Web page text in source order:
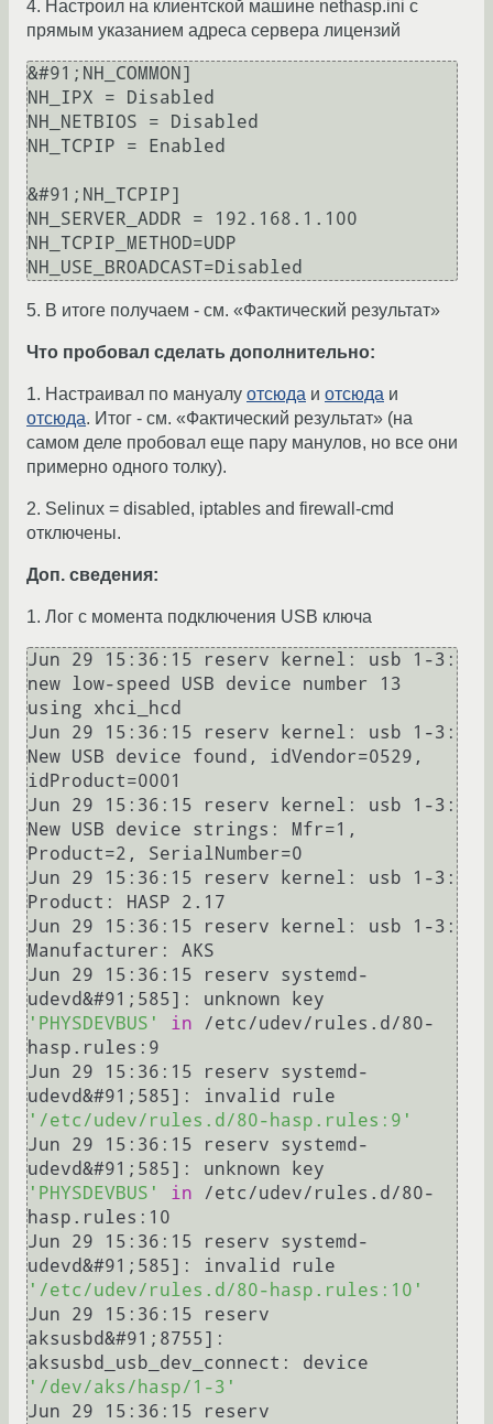
4. Настроил на клиентской машине nethasp.ini с
прямым указанием адреса сервера лицензий
&#91;NH_COMMON]
NH_IPX = Disabled
NH_NETBIOS = Disabled
NH_TCPIP = Enabled
&#91;NH_TCPIP]
NH_SERVER_ADDR = 192.168.1.100
NH_TCPIP_METHOD=UDP
NH_USE_BROADCAST=Disabled
5. В итоге получаем - см. «Фактический результат»
Что пробовал сделать дополнительно:
1. Настраивал по мануалу отсюда и отсюда и
отсюда. Итог - см. «Фактический результат» (на
самом деле пробовал еще пару манулов, но все они
примерно одного толку).
2. Selinux = disabled, iptables and firewall-cmd
отключены.
Доп. сведения:
1. Лог с момента подключения USB ключа
Jun 29 15:36:15 reserv kernel: usb 1-3:
new low-speed USB device number 13
using xhci_hcd
Jun 29 15:36:15 reserv kernel: usb 1-3:
New USB device found, idVendor=0529,
idProduct=0001
Jun 29 15:36:15 reserv kernel: usb 1-3:
New USB device strings: Mfr=1,
Product=2, SerialNumber=0
Jun 29 15:36:15 reserv kernel: usb 1-3:
Product: HASP 2.17
Jun 29 15:36:15 reserv kernel: usb 1-3:
Manufacturer: AKS
Jun 29 15:36:15 reserv systemd-
'PHYSDEVBUS'
in /etc/udev/rules.d/80-
hasp.rules:9
Jun 29 15:36:15 reserv systemd-
'/etc/udev/rules.d/80-hasp.rules:9'
Jun 29 15:36:15 reserv systemd-
'PHYSDEVBUS'
in /etc/udev/rules.d/80-
hasp.rules:10
Jun 29 15:36:15 reserv systemd-
'/etc/udev/rules.d/80-hasp.rules:10'
Jun 29 15:36:15 reserv
aksusbd&#91;8755]:
'/dev/aks/hasp/1-3'
Jun 29 15:36:15 reserv